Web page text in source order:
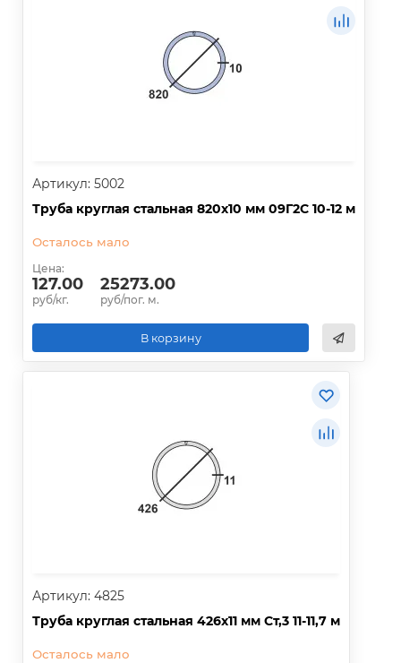
Артикул: 5002
Труба круглая стальная 820х10 мм 09Г2С 10-12 м
Осталось мало
Цена:
127.00
руб/кг.
25273.00
руб/пог. м.
В корзину
Артикул: 4825
Труба круглая стальная 426х11 мм Ст,3 11-11,7 м
Осталось мало